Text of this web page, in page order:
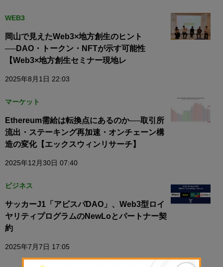
WEB3
岡山で見えたWeb3×地方創生のヒント
──DAO・トークン・NFTが示す可能性
【Web3×地方創生セミナー現地レ
2025年8月1日 22:03
マーケット
Ethereum需給は転換点にあるのか──取引所
流出・ステーキング再加速・オンチェーン構
造の変化【エックスウィンリサーチ】
2025年12月30日 07:40
ビジネス
サッカーJ1「アビスパDAO」、Web3型ロイ
ヤリティプログラムのNewLoとパートナー契
約
2025年7月7日 17:05